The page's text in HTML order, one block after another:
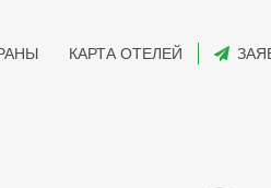
КАРТА ОТЕЛЕЙ